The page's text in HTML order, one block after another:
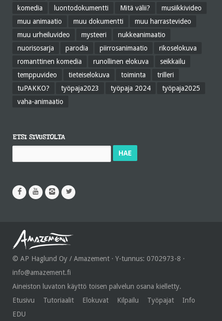
komedia
luontodokumentti Mitä välii?
musiikkivideo
muu animaatio
muu dokumentti
muu harrastevideo
muu urheiluvideo
mysteeri
nukkeanimaatio
nuorisosarja
parodia piirrosanimaatio
rikoselokuva
romanttinen komedia
runollinen elokuva
seikkailu
temppuvideo
tieteiselokuva toiminta
trilleri
tuPAKKO?
työpaja2023 työpaja 2024
työpaja2025
vaha-animaatio
ETSI SIVUSTOLTA
© AP Haglund Oy / Amazement · Y-tunnus: 0702973-8 ·
info@amazement.fi
Aineiston luvaton käyttö toisen palvelun osana kielletty.
Etusivu
Tutoriaalit Elokuvat Kilpailu Työpajat
Info
EDU